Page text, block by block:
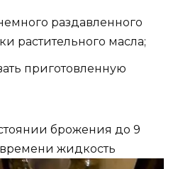
раздавленного
растительного масла;
приготовленную
брожения до 9
жидкость